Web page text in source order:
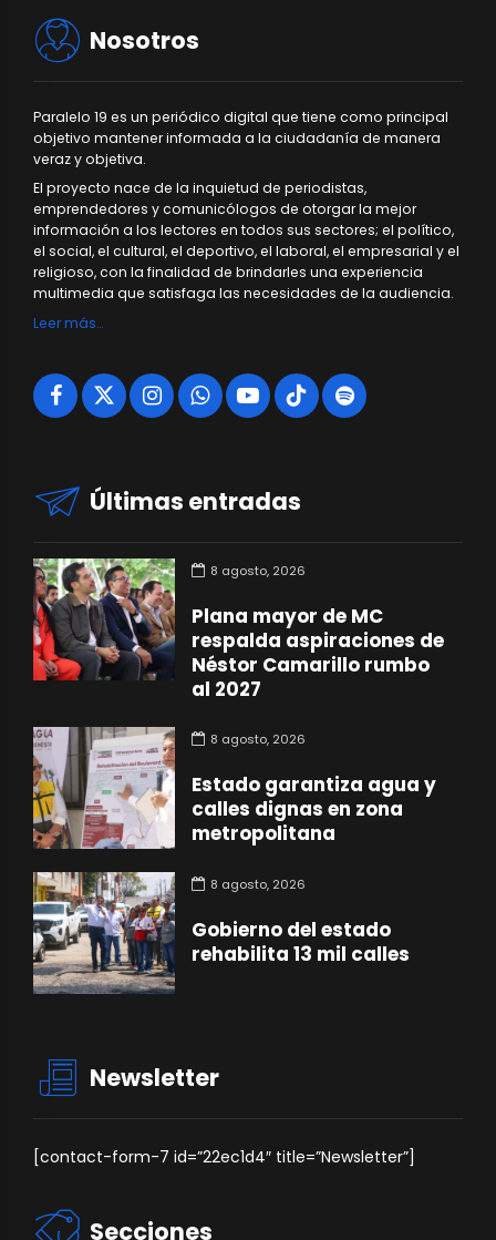
Nosotros
Paralelo 19 es un periódico digital que tiene como principal
objetivo mantener informada a la ciudadanía de manera
veraz y objetiva.
El proyecto nace de la inquietud de periodistas,
emprendedores y comunicólogos de otorgar la mejor
información a los lectores en todos sus sectores; el político,
el social, el cultural, el deportivo, el laboral, el empresarial y el
religioso, con la finalidad de brindarles una experiencia
multimedia que satisfaga las necesidades de la audiencia.
Leer más…
Últimas entradas
8 agosto, 2026
Plana mayor de MC
respalda aspiraciones de
Néstor Camarillo rumbo
al 2027
8 agosto, 2026
Estado garantiza agua y
calles dignas en zona
metropolitana
8 agosto, 2026
Gobierno del estado
rehabilita 13 mil calles
Newsletter
[contact-form-7 id=”22ec1d4″ title=”Newsletter”]
Secciones